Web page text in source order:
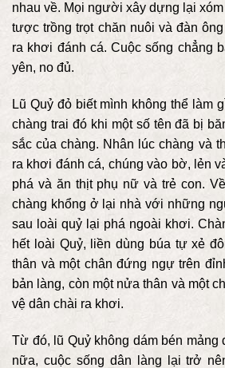
nhau về. Mọi người xây dựng lại
tược trồng trọt chăn nuôi và đàn
ra khơi đánh cá. Cuộc sống chẳng
yên, no đủ.
Lũ Quỷ đỏ biết mình không thể làm
chàng trai đó khi một số tên đã bị
sắc của chàng. Nhân lúc chàng và
ra khơi đánh cá, chúng vào bờ, lẻn
phá và ăn thịt phụ nữ và trẻ con.
chàng khổng ở lại nhà với những
sau loài quỷ lại phá ngoài khơi.
hết loài Quỷ, liền dùng búa tự xẻ
thân và một chân đứng ngự trên
bản làng, còn một nửa thân và một
vệ dân chài ra khơi.
Từ đó, lũ Quỷ không dám bén mảng
nữa, cuộc sống dân làng lại trở